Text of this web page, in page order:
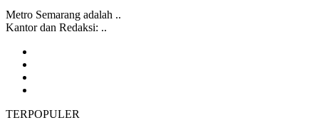
Metro Semarang adalah ..
Kantor dan Redaksi: ..
TERPOPULER